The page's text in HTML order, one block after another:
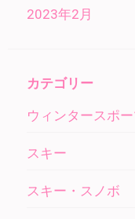
2023年2月
カテゴリー
ウィンタースポー
スキー
スキー・スノボ